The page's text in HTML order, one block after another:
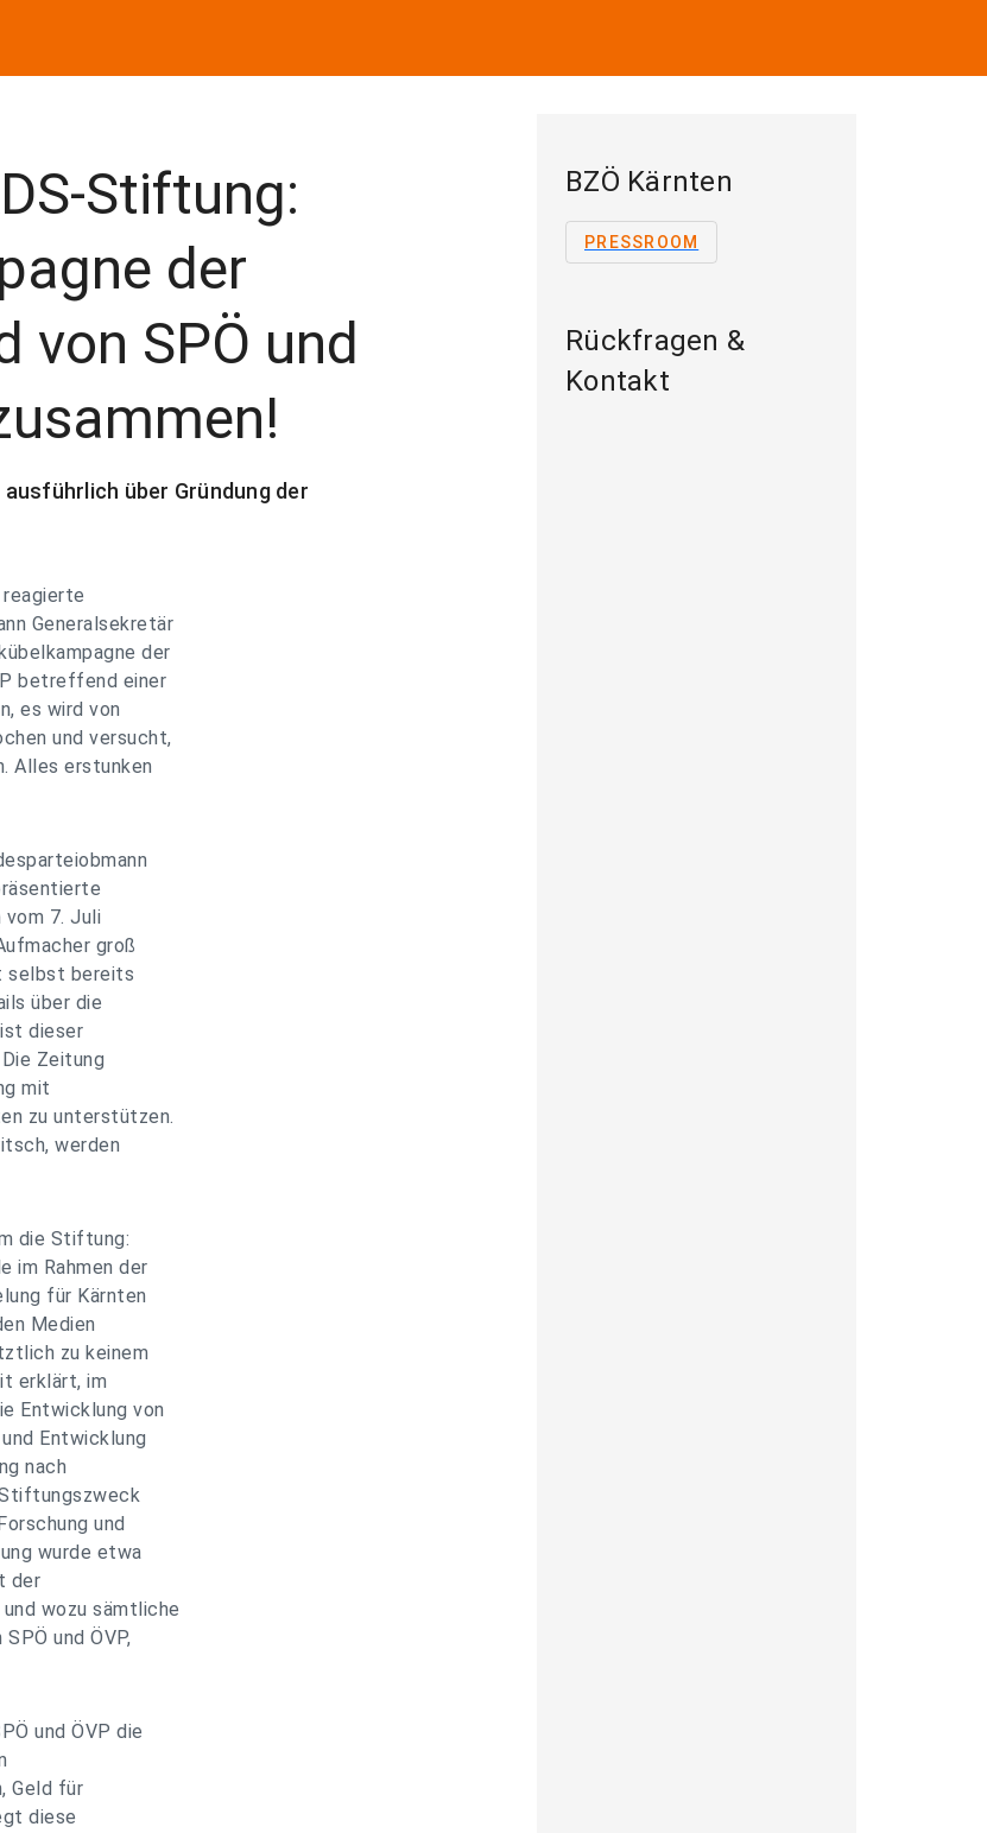
Stiftung:
der
von SPÖ und
über Gründung der
reagierte
Generalsekretär
der
betreffend einer
es wird von
und versucht,
Alles erstunken
vom 7. Juli
groß
selbst bereits
über die
dieser
Zeitung
mit
zu unterstützen.
werden
die Stiftung:
im Rahmen der
für Kärnten
Medien
zu keinem
erklärt, im
Entwicklung von
Entwicklung
nach
und
wurde etwa
der
wozu sämtliche
und ÖVP,
und ÖVP die
Geld für
diese
BZÖ Kärnten
PRESSROOM
Rückfragen &
Kontakt